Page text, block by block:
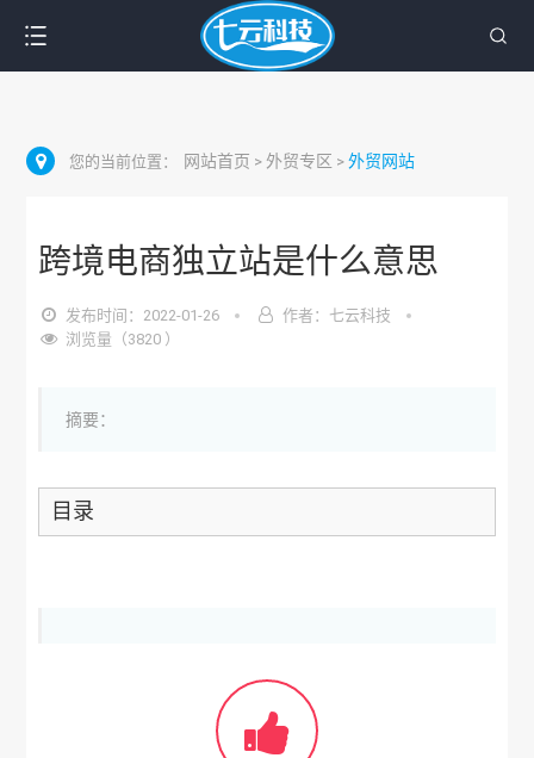
您的当前位置： 网站首页 > 外贸专区 >外贸网站
跨境电商独立站是什么意思
发布时间：2022-01-26
作者：七云科技
浏览量（3820 ）
摘要：
目录